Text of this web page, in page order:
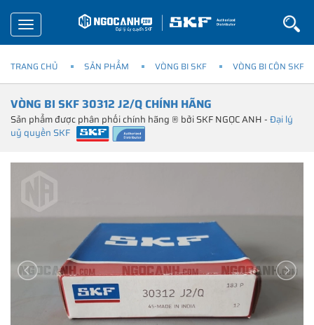
Toggle
navigation
TRANG CHỦ SẢN PHẨM VÒNG BI SKF VÒNG BI CÔN SKF
VÒNG BI SKF 30312 J2/Q CHÍNH HÃNG
Sản phẩm được phân phối chính hãng ® bởi SKF NGỌC ANH -Đại lý
uỷ quyền SKF